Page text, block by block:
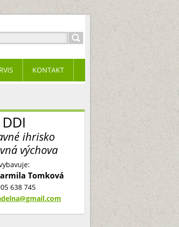
DDI
ihrisko
výchova
Tomková
638 745
KONTAKT